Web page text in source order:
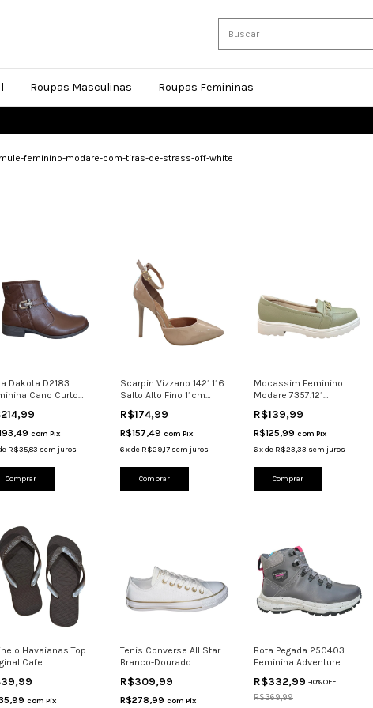
Roupas Masculinas Roupas Femininas
feminino-modare-com-tiras-de-strass-off-white
Dakota D2183
Cano Curto
com Pix
R$35,83 sem juros
Comprar
Scarpin Vizzano 1421.116
Salto Alto Fino 11cm
R$174,99
R$157,49 com Pix
6xde R$29,17 sem juros
Comprar
Mocassim Feminino
Modare 7357.121
R$139,99
R$125,99 com Pix
6xde R$23,33 sem juros
Comprar
Havaianas Top
Cafe
com Pix
Tenis Converse All Star
Branco-Dourado
R$309,99
R$278,99 com Pix
Bota Pegada 250403
Feminina Adventure
R$332,99 -10%OFF
R$369,99